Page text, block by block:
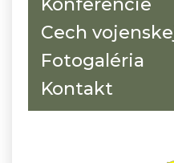
Cech
Fotogaléria
Kontakt